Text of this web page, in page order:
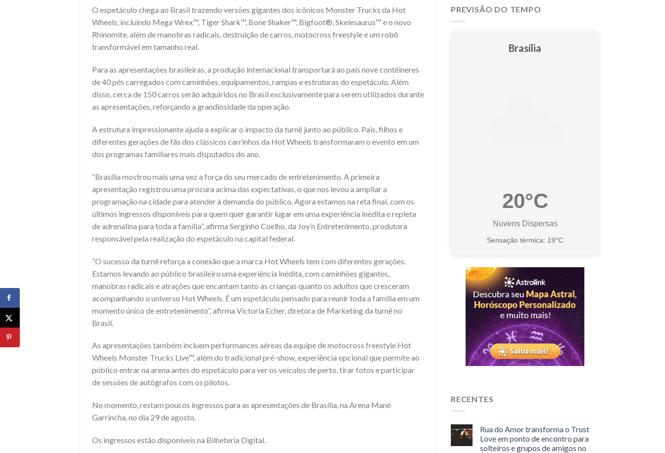
O espetáculo chega ao Brasil trazendo versões gigantes dos icônicos Monster Trucks da Hot
Wheels, incluindo Mega Wrex™, Tiger Shark™, Bone Shaker™, Bigfoot®, Skelesaurus™ e o novo
Rhinomite, além de manobras radicais, destruição de carros, motocross freestyle e um robô
transformável em tamanho real.
Para as apresentações brasileiras, a produção internacional transportará ao país nove contêineres
de 40 pés carregados com caminhões, equipamentos, rampas e estruturas do espetáculo. Além
disso, cerca de 150 carros serão adquiridos no Brasil exclusivamente para serem utilizados durante
as apresentações, reforçando a grandiosidade da operação.
A estrutura impressionante ajuda a explicar o impacto da turnê junto ao público. Pais, filhos e
diferentes gerações de fãs dos clássicos carrinhos da Hot Wheels transformaram o evento em um
dos programas familiares mais disputados do ano.
“Brasília mostrou mais uma vez a força do seu mercado de entretenimento. A primeira
apresentação registrou uma procura acima das expectativas, o que nos levou a ampliar a
programação na cidade para atender à demanda do público. Agora estamos na reta final, com os
últimos ingressos disponíveis para quem quer garantir lugar em uma experiência inédita e repleta
de adrenalina para toda a família”, afirma Serginho Coelho, da Joy’n Entretenimento, produtora
responsável pela realização do espetáculo na capital federal.
“O sucesso da turnê reforça a conexão que a marca Hot Wheels tem com diferentes gerações.
Estamos levando ao público brasileiro uma experiência inédita, com caminhões gigantes,
manobras radicais e atrações que encantam tanto as crianças quanto os adultos que cresceram
acompanhando o universo Hot Wheels. É um espetáculo pensado para reunir toda a família em um
momento único de entretenimento”, afirma Victoria Echer, diretora de Marketing da turnê no
Brasil.
As apresentações também incluem performances aéreas da equipe de motocross freestyle Hot
Wheels Monster Trucks Live™, além do tradicional pré-show, experiência opcional que permite ao
público entrar na arena antes do espetáculo para ver os veículos de perto, tirar fotos e participar
de sessões de autógrafos com os pilotos.
No momento, restam poucos ingressos para as apresentações de Brasília, na Arena Mané
Garrincha, no dia 29 de agosto.
Os ingressos estão disponíveis na Bilheteria Digital.
PREVISÃO DO TEMPO
Brasília
20°C
Nuvens Dispersas
Sensação térmica: 19°C
RECENTES
Rua do Amor transforma o Trust
Love em ponto de encontro para
solteiros e grupos de amigos no